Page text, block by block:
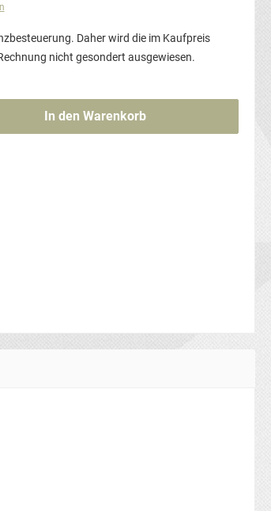
Daher wird die im Kaufpreis
nicht gesondert ausgewiesen.
In den Warenkorb